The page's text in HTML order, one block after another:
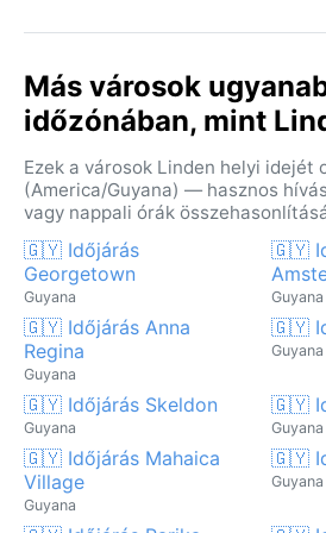
Más városok
időzónában, mint
Ezek a városok Linden helyi idejét
(America/Guyana) — hasznos
vagy nappali órák
🇬🇾 Időjárás
Georgetown
Guyana
🇬🇾
Guyana
🇬🇾 Időjárás Anna
Regina
Guyana
🇬🇾
Guyana
🇬🇾 Időjárás Skeldon
Guyana
🇬🇾
Guyana
🇬🇾 Időjárás Mahaica
Village
Guyana
🇬🇾
Guyana